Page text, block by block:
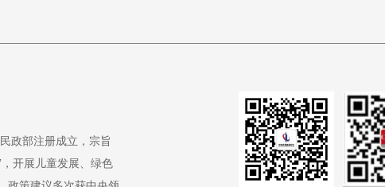
政部注册成立，宗旨
开展儿童发展、绿色